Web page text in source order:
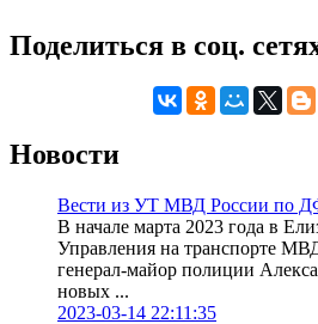
Поделиться в соц.
Новости
Вести из УТ МВД России по
В начале марта 2023 года в
Управления на транспорте
генерал-майор полиции
новых ...
2023-03-14 22:11:35